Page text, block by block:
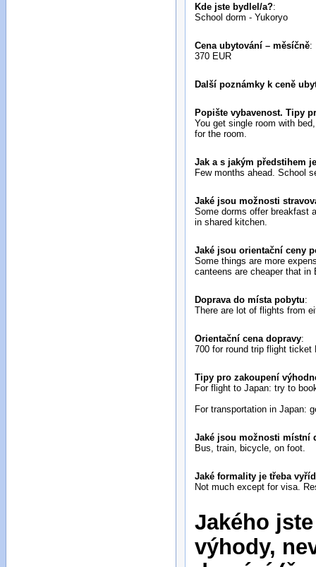
Kde jste bydlel/a?:
School dorm - Yukoryo
Cena ubytování – měsíčně:
370 EUR
Další poznámky k ceně
Popište vybavenost. Tipy
You get single room with
for the room.
Jak a s jakým předstihem
Few months ahead. School
Jaké jsou možnosti
Some dorms offer breakfast
in shared kitchen.
Jaké jsou orientační ceny
Some things are more
canteens are cheaper that in
Doprava do místa pobytu:
There are lot of flights from
Orientační cena dopravy:
700 for round trip flight ticket
Tipy pro zakoupení
For flight to Japan: try to
For transportation in Japan:
Jaké jsou možnosti místní
Bus, train, bicycle, on foot.
Jaké formality je třeba
Not much except for visa.
Jakého
výhody,